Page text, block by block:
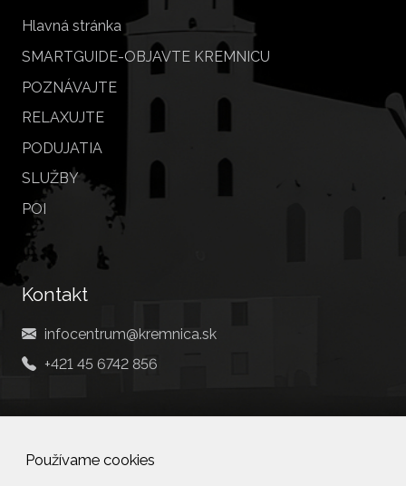
Používame cookies
Hlavná stránka
SMARTGUIDE-OBJAVTE KREMNICU
POZNÁVAJTE
RELAXUJTE
PODUJATIA
SLUŽBY
POI
Kontakt
infocentrum@kremnica.sk
+421 45 6742 856
Social